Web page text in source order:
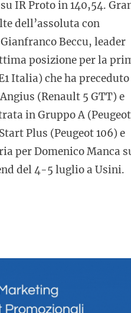
IR Proto in 140,54.
dell’assoluta con
Beccu, leader
posizione per la
Italia) che ha preceduto
(Renault 5 GTT) e
in Gruppo A (Peugeot
Plus (Peugeot 106) e
per Domenico Manca
del 4-5 luglio a Usini.